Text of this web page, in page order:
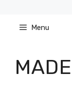
content Menu